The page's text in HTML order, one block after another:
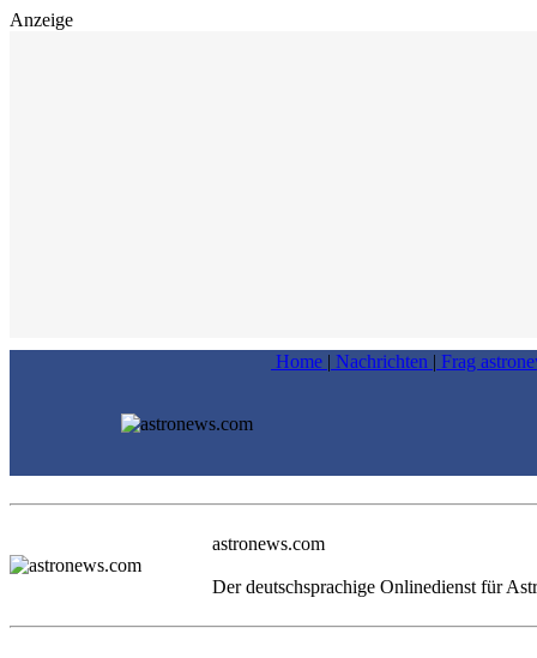
Anzeige
Home | Nachrichten | Frag
astronews.com
Der deutschsprachige Onlinedienst für